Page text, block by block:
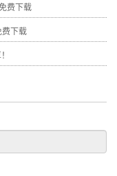
费下载
下载